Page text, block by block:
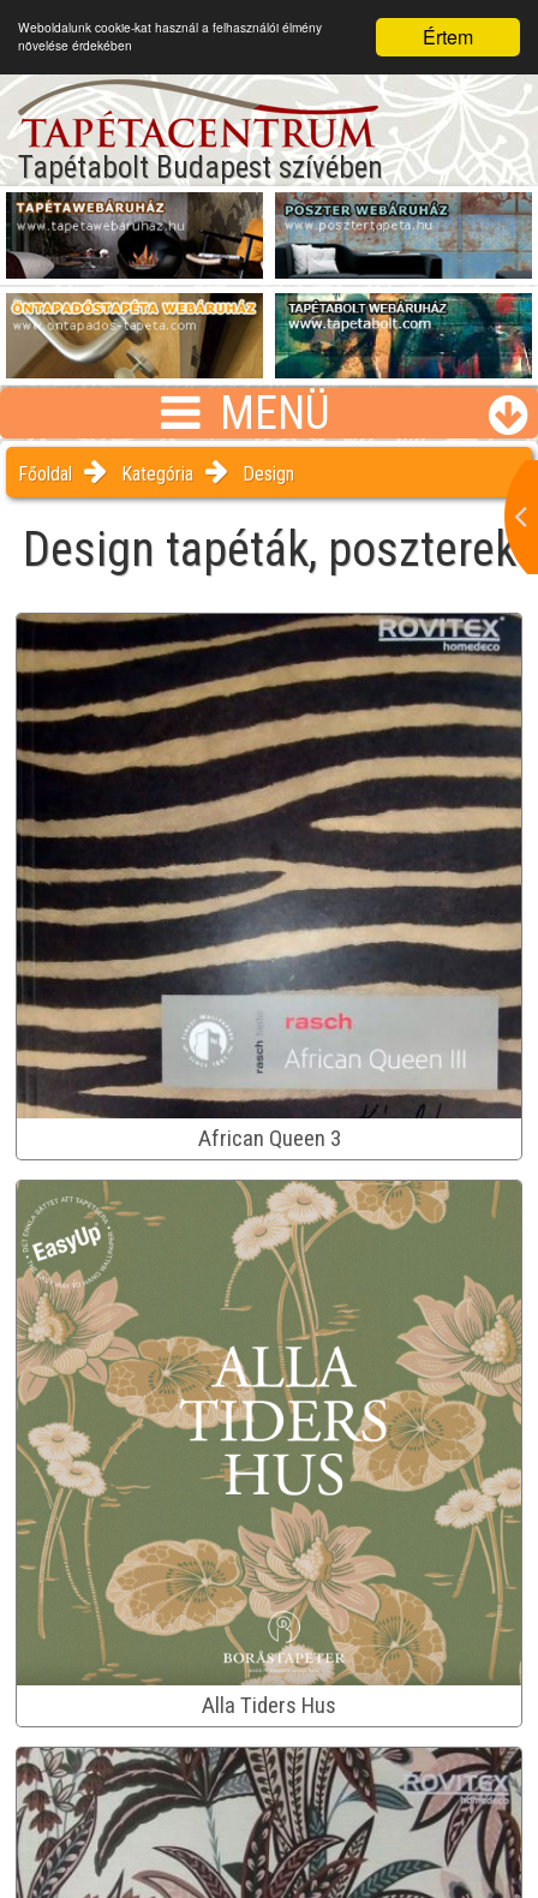
Értem
Weboldalunk cookie-kat használ a felhasználói élmény
növelése érdekében
Tapétabolt Budapest szívében
MENÜ
Főoldal Kategória Design
Design tapéták, poszterek
African Queen 3
Alla Tiders Hus